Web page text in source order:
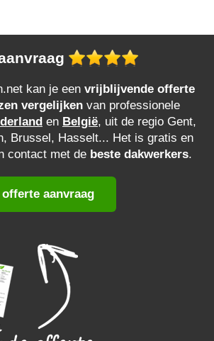
kan je een vrijblijvende offerte
vergelijken van professionele
en België, uit de regio Gent,
Brussel, Hasselt... Het is gratis en
contact met de beste dakwerkers.
aanvraag